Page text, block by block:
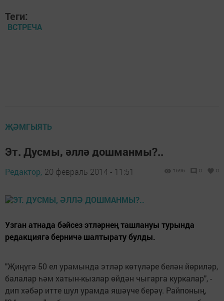
Теги:
ВСТРЕЧА
ҖӘМГЫЯТЬ
Эт. Дусмы, әллә дошманмы?..
Редактор, 20 февраль 2014 - 11:51 1696 0 0
Узган атнада бәйсез этләрнең ташлануы турында
редакциягә берничә шалтырату булды.
"Җиңүгә 50 ел урамында этләр көтүләре белән йөриләр,
балалар һәм хатын-кызлар өйдән чыгарга куркалар", -
дип хәбәр итте шул урамда яшәүче берәү. Райпоның,